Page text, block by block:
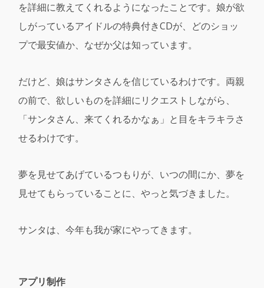
を詳細に教えてくれるようになったことです。娘が欲
しがっているアイドルの特典付きCDが、どのショッ
プで最安値か、なぜか父は知っています。
だけど、娘はサンタさんを信じているわけです。両親
の前で、欲しいものを詳細にリクエストしながら、
「サンタさん、来てくれるかなぁ」と目をキラキラさ
せるわけです。
夢を見せてあげているつもりが、いつの間にか、夢を
見せてもらっていることに、やっと気づきました。
サンタは、今年も我が家にやってきます。
アプリ制作